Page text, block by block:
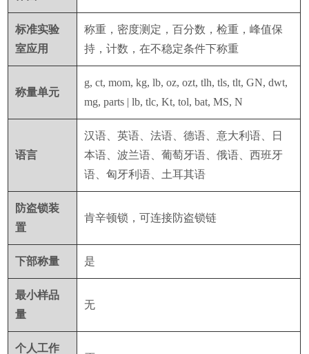
标准实验
室应用
称重，密度测定，百分数，检重，峰值保
持，计数，在不稳定条件下称重
称量单元
g, ct, mom, kg, lb, oz, ozt, tlh, tls, tlt, GN, dwt,
mg, parts | lb, tlc, Kt, tol, bat, MS, N
语言
汉语、英语、法语、德语、意大利语、日
本语、波兰语、葡萄牙语、俄语、西班牙
语、匈牙利语、土耳其语
防盗锁装
置
肯辛顿锁，可连接防盗锁链
下部称量 是
最小样品
量
无
个人工作